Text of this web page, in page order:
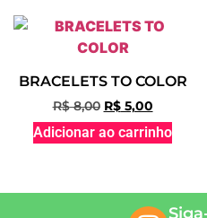
BRACELETS TO COLOR
R$8,00 R$5,00
Adicionar ao carrinho